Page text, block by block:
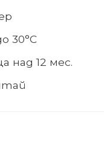
30°С
над 12 мес.